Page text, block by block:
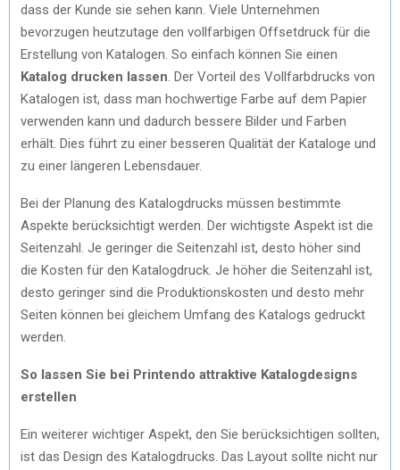
dass der Kunde sie sehen kann. Viele Unternehmen
bevorzugen heutzutage den vollfarbigen Offsetdruck für die
Erstellung von Katalogen. So einfach können Sie einen
Katalog drucken lassen . Der Vorteil des Vollfarbdrucks von
Katalogen ist, dass man hochwertige Farbe auf dem Papier
verwenden kann und dadurch bessere Bilder und Farben
erhält. Dies führt zu einer besseren Qualität der Kataloge und
zu einer längeren Lebensdauer.
Bei der Planung des Katalogdrucks müssen bestimmte
Aspekte berücksichtigt werden. Der wichtigste Aspekt ist die
Seitenzahl. Je geringer die Seitenzahl ist, desto höher sind
die Kosten für den Katalogdruck. Je höher die Seitenzahl ist,
desto geringer sind die Produktionskosten und desto mehr
Seiten können bei gleichem Umfang des Katalogs gedruckt
werden.
So lassen Sie bei Printendo attraktive Katalogdesigns
erstellen
Ein weiterer wichtiger Aspekt, den Sie berücksichtigen sollten,
ist das Design des Katalogdrucks. Das Layout sollte nicht nur